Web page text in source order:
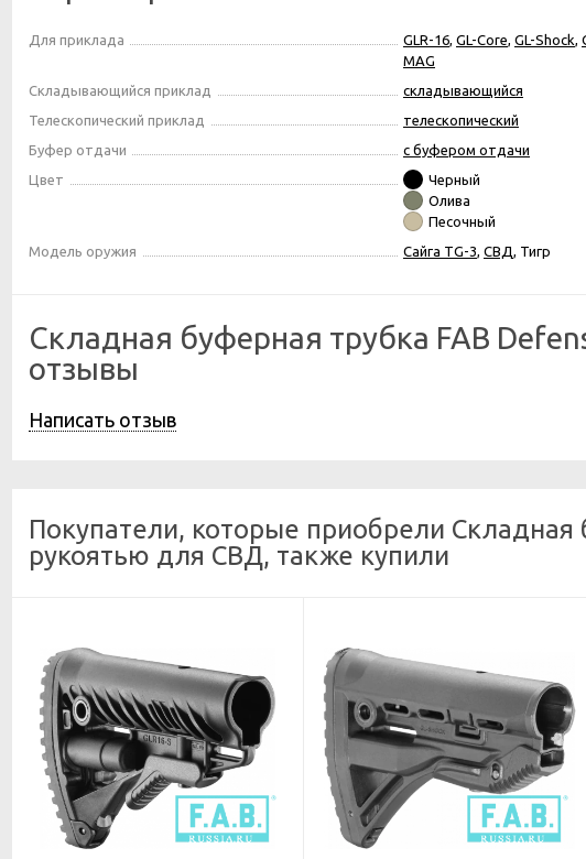
Для приклада GLR-16, GL-Core, GL-Shock,
MAG
Складывающийся приклад
складывающийся
Телескопический приклад
телескопический
Буфер отдачи
с буфером отдачи
Цвет
Черный
Олива
Песочный
Модель оружия
Сайга TG-3, СВД, Тигр
Складная буферная трубка FAB
отзывы
Написать отзыв
Покупатели, которые приобрели Складная
рукоятью для СВД, также купили